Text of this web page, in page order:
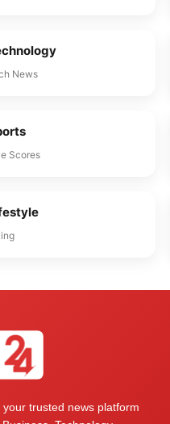
News
Scores
your trusted news platform